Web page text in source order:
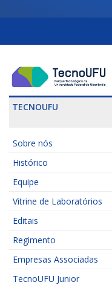
TECNOUFU
Sobre nós
Histórico
Equipe
Vitrine de Laboratórios
Editais
Regimento
Empresas Associadas
TecnoUFU Junior